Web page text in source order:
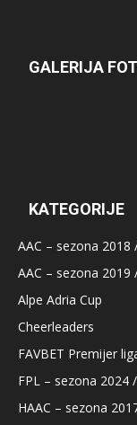
GALERIJA
KATEGORIJE
AAC – sezona 2018
AAC – sezona 2019
Alpe Adria Cup
Cheerleaders
FAVBET Premijer
FPL – sezona 2024
HAAC – sezona